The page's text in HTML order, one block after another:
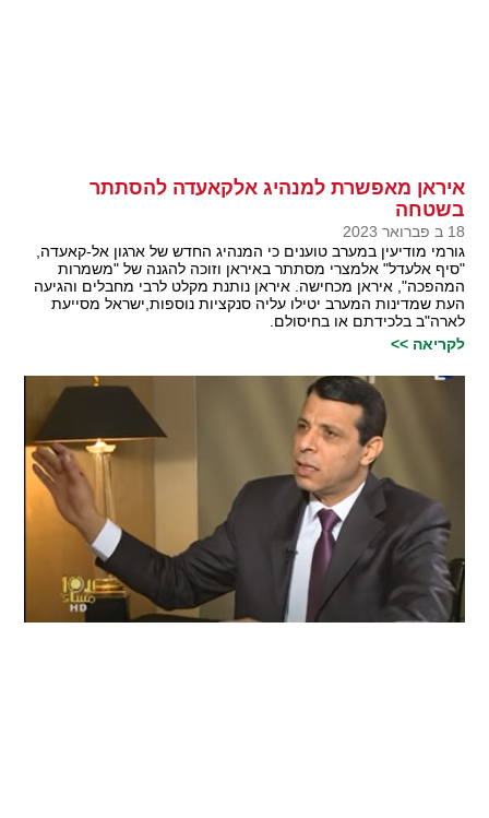
איראן מאפשרת למנהיג אלקאעדה להסתתר
בשטחה
18 ב פברואר 2023
גורמי מודיעין במערב טוענים כי המנהיג החדש של ארגון אל-קאעדה,
"סיף אלעדל" אלמצרי מסתתר באיראן וזוכה להגנה של "משמרות
המהפכה", איראן מכחישה. איראן נותנת מקלט לרבי מחבלים והגיעה
העת שמדינות המערב יטילו עליה סנקציות נוספות,ישראל מסייעת
לארה"ב בלכידתם או בחיסולם.
לקריאה >>